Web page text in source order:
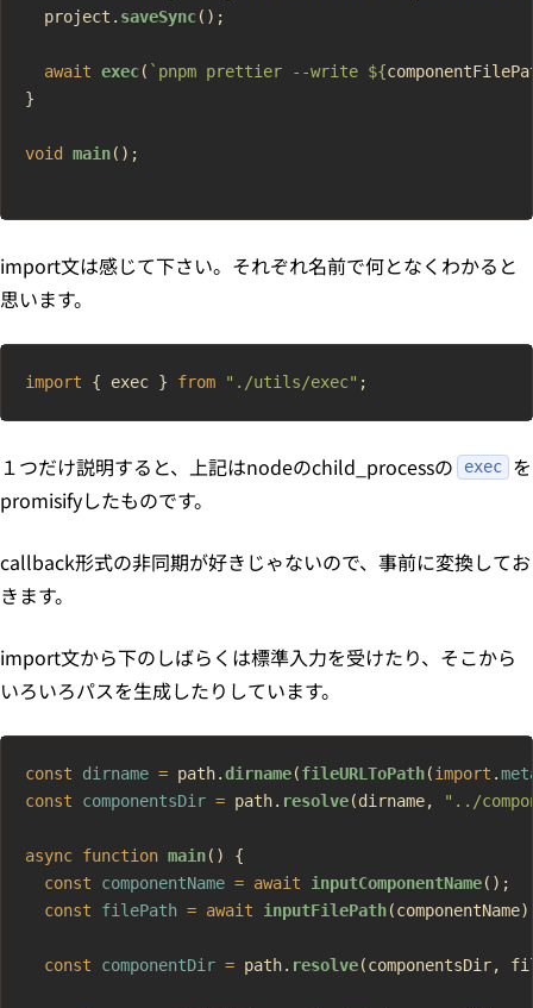
  project.
saveSync();
  await
exec( `pnpm prettier --write ${
}
void main();
import文は感じて下さい。それぞれ名前で何となくわかると
思います。
import { exec } from "./utils/exec" ;
１つだけ説明すると、上記はnodeのchild_processの exec
を
promisifyしたものです。
callback形式の非同期が好きじゃないので、事前に変換してお
きます。
import文から下のしばらくは標準入力を受けたり、そこから
いろいろパスを生成したりしています。
const dirname = path.dirname(fileURLToPath(import .
const componentsDir = path. resolve(dirname, "../
async function main() {
  const
componentName = await inputComponentName();
  const
filePath = await inputFilePath
  const
componentDir = path. resolve(componentsDir,